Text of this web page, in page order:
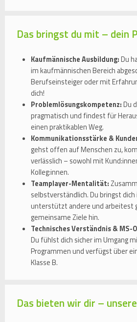
Das bringst du mit – dein
Kaufmännische Ausbildung:Du
im kaufmännischen Bereich
Berufseinsteiger oder mit
dich!
Problemlösungskompetenz:Du
pragmatisch und findest für
einen praktikablen Weg.
Kommunikationsstärke &
gehst offen auf Menschen zu,
verlässlich – sowohl mit
Kolleg:innen.
Teamplayer-Mentalität:
selbstverständlich. Du bringst dich
unterstützt andere und arbeitest
gemeinsame Ziele hin.
Technisches Verständnis &
Du fühlst dich sicher im Umgang
Programmen und verfügst über
Klasse B.
Das bieten wir dir –